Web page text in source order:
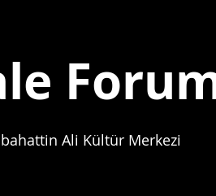
Ali Kültür Merkezi